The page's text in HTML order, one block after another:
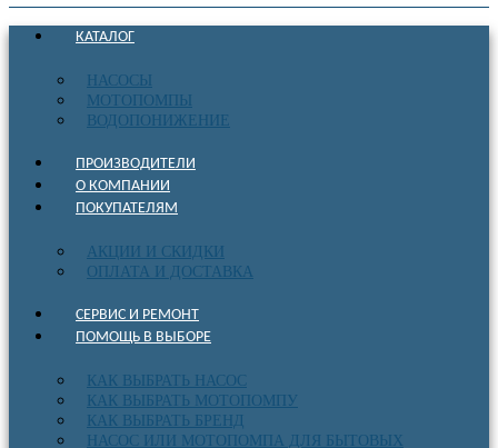
КАТАЛОГ
НАСОСЫ
МОТОПОМПЫ
ВОДОПОНИЖЕНИЕ
ПРОИЗВОДИТЕЛИ
О КОМПАНИИ
ПОКУПАТЕЛЯМ
АКЦИИ И СКИДКИ
ОПЛАТА И ДОСТАВКА
СЕРВИС И РЕМОНТ
ПОМОЩЬ В ВЫБОРЕ
КАК ВЫБРАТЬ НАСОС
КАК ВЫБРАТЬ МОТОПОМПУ
КАК ВЫБРАТЬ БРЕНД
НАСОС ИЛИ МОТОПОМПА ДЛЯ БЫТОВЫХ